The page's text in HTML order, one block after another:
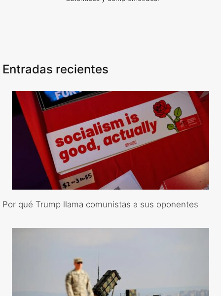
Entradas recientes
Por qué Trump llama comunistas a sus oponentes